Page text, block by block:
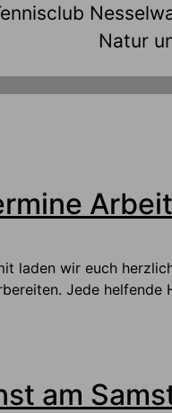
Natur
laden wir euch
Jede helfende
am